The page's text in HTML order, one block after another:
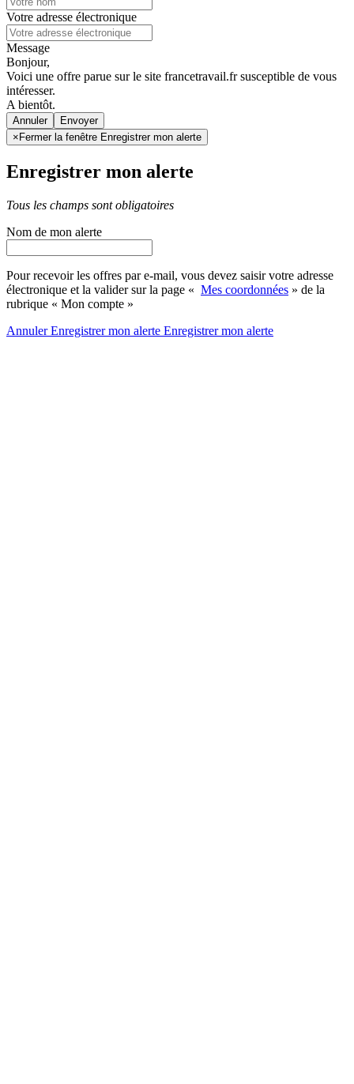
Votre adresse électronique
Message
Bonjour,
Voici une offre parue sur le site francetravail.fr susceptible de vous
intéresser.
A bientôt.
Annuler
× Fermer la fenêtre Enregistrer mon alerte
Enregistrer mon alerte
Tous les champs sont obligatoires
Nom de mon alerte
Pour recevoir les offres par e-mail, vous devez saisir votre adresse
électronique et la valider sur la page « Mes coordonnées » de la
rubrique « Mon compte »
AnnulerEnregistrer mon alerte Enregistrermon alerte